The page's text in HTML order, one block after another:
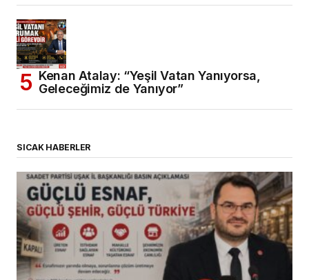
Kenan Atalay: “Yeşil Vatan Yanıyorsa,
Geleceğimiz de Yanıyor”
SICAK HABERLER